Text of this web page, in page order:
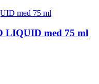
LIQUID med 75 ml